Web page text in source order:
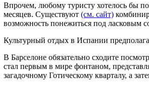
Впрочем, любому туристу хотелось бы
месяцев. Существуют (см. сайт)
возможность понежиться под ласковым
Культурный отдых в Испании
В Барселоне обязательно сходите
стал первым в мире фонтаном,
загадочному Готическому кварталу, а